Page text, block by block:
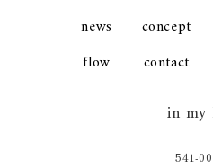
news concept
flow
contact
in my
541-